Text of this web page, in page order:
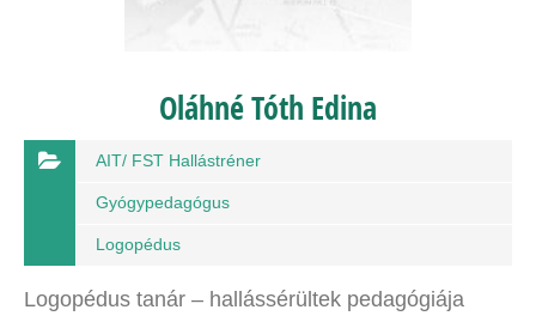
Oláhné Tóth Edina
AIT/ FST Hallástréner
Gyógypedagógus
Logopédus
Logopédus tanár – hallássérültek pedagógiája